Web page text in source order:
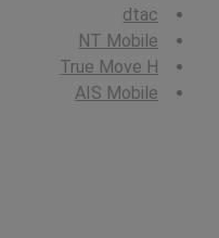
dtac
NT Mobile
True Move H
AIS Mobile